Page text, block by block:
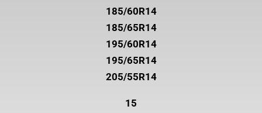
185/60R14
185/65R14
195/60R14
195/65R14
205/55R14
15